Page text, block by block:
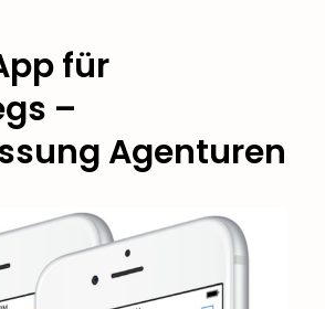
für
–
Agenturen